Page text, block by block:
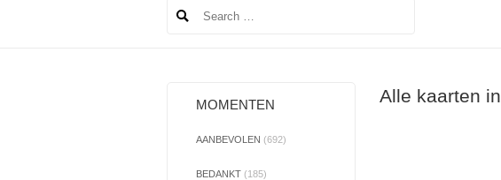
MOMENTEN
AANBEVOLEN (692)
BEDANKT (185)
Alle kaarten in